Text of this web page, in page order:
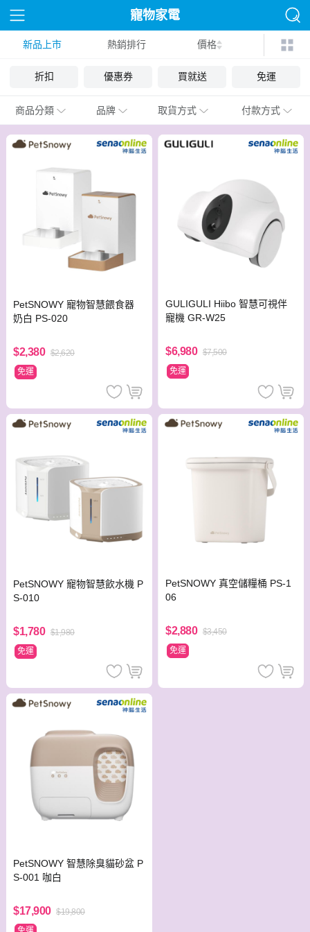
寵物家電
新品上市 熱銷排行 價格
折扣 優惠券 買就送 免運
商品分類 品牌 取貨方式 付款方式
PetSNOWY 寵物智慧餵食器
奶白 PS-020
$2,380 $2,620
免運
GULIGULI Hiibo 智慧可視伴
寵機 GR-W25
$6,980 $7,500
免運
PetSNOWY 寵物智慧飲水機 P
S-010
$1,780 $1,980
免運
PetSNOWY 真空儲糧桶 PS-1
06
$2,880 $3,450
免運
PetSNOWY 智慧除臭貓砂盆 P
S-001 咖白
$17,900 $19,800